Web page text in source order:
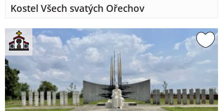
Kostel Všech svatých Ořechov